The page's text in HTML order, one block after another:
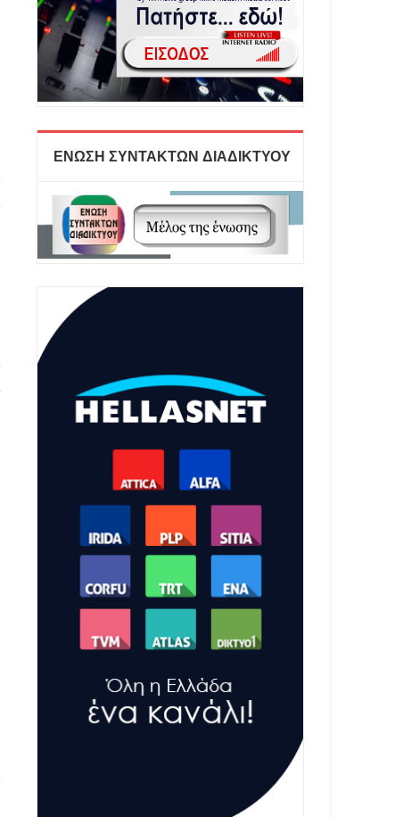
ΕΝΩΣΗ ΣΥΝΤΑΚΤΩΝ ΔΙΑΔΙΚΤΥΟΥ